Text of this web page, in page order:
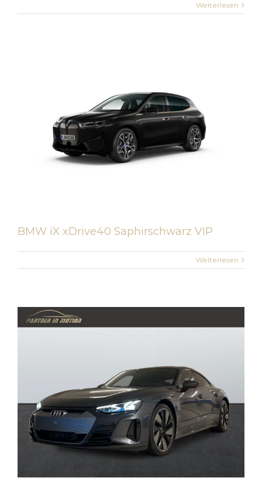
Weiterlesen
BMW iX xDrive40 Saphirschwarz VIP
Weiterlesen